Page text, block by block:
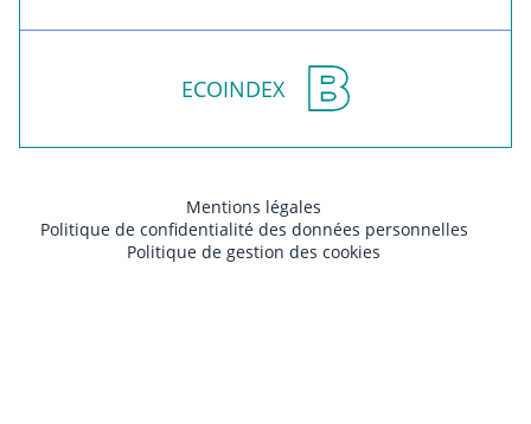
ECOINDEX
Mentions légales
Politique de confidentialité des données personnelles
Politique de gestion des cookies